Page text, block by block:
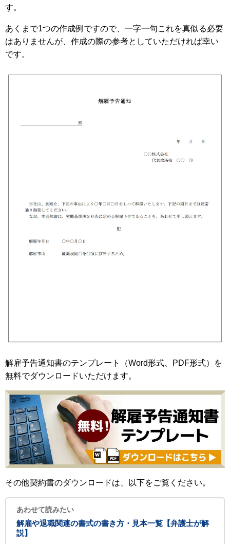
す。
あくまで1つの作成例ですので、一字一句これを真似る必要
はありませんが、作成の際の参考としていただければ幸い
です。
解雇予告通知書のテンプレート（Word形式、PDF形式）を
無料でダウンロードいただけます。
その他契約書のダウンロードは、以下をご覧ください。
あわせて読みたい
解雇や退職関連の書式の書き方・見本一覧【弁護士が解
説】